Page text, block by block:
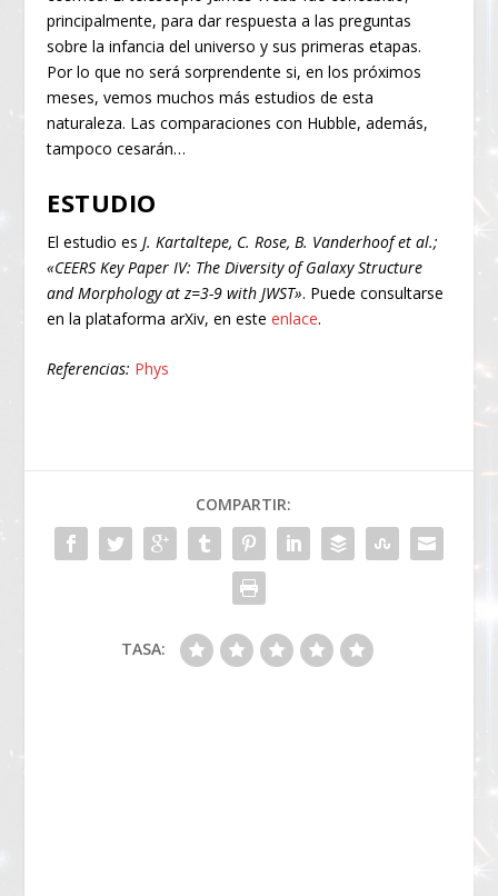
principalmente, para dar respuesta a las preguntas
sobre la infancia del universo y sus primeras etapas.
Por lo que no será sorprendente si, en los próximos
meses, vemos muchos más estudios de esta
naturaleza. Las comparaciones con Hubble, además,
tampoco cesarán…
ESTUDIO
El estudio es J. Kartaltepe, C. Rose, B. Vanderhoof et al.;
«CEERS Key Paper IV: The Diversity of Galaxy Structure
and Morphology at z=3-9 with JWST». Puede consultarse
en la plataforma arXiv, en esteenlace.
Referencias: Phys
COMPARTIR:
TASA: